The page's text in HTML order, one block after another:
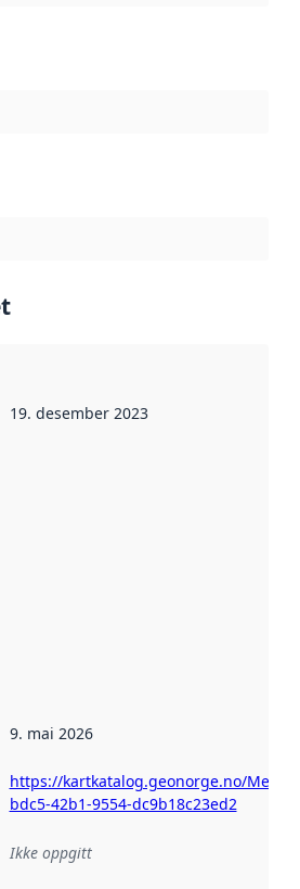
19. desember 2023
9. mai 2026
https://kartkatalog.geonorge.no/
bdc5-42b1-9554-dc9b18c23ed2
Ikke oppgitt